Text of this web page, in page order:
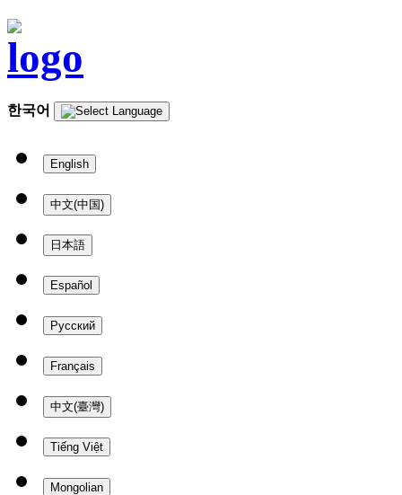
한국어
English
中文(中国)
日本語
Español
Русский
Français
中文(臺灣)
Tiếng Việt
Mongolian